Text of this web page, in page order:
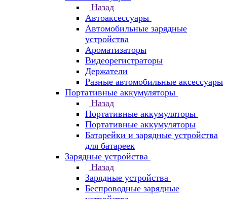
Назад
Автоаксессуары
Автомобильные зарядные
устройства
Ароматизаторы
Видеорегистраторы
Держатели
Разные автомобильные аксессуары
Портативные аккумуляторы
Назад
Портативные аккумуляторы
Портативные аккумуляторы
Батарейки и зарядные устройства
для батареек
Зарядные устройства
Назад
Зарядные устройства
Беспроводные зарядные